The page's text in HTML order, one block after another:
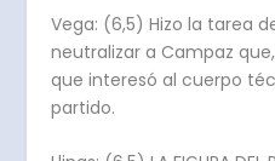
Vega: (6,5) Hizo la tarea
neutralizar a Campaz
que interesó al cuerpo
partido.